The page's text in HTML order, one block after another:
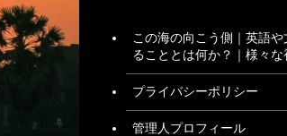
この海の向こう側｜英語や
ることとは何か？｜様々
プライバシーポリシー
管理人プロフィール